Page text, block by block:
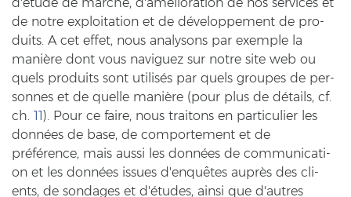
de notre ex­plo­ita­ti­on et de développement de pro­
duits. A cet effet, nous ana­ly­sons par ex­emp­le la
manière dont vous na­vi­guez sur notre site web ou
quels pro­duits sont utilisés par quels grou­pes de per­
son­nes et de quel­le manière (pour plus de détails, cf.
ch. 11). Pour ce faire, nous trai­tons en par­ti­cu­lier les
données de base, de com­porte­ment et de
préférence, mais aussi les données de com­mu­ni­ca­ti­
on et les données is­su­es d'enquêtes auprès des cli­
ents, de son­da­ges et d'études, ainsi que d'autres